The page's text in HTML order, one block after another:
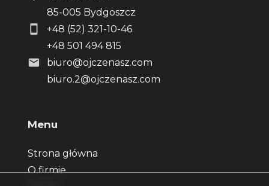
85-005 Bydgoszcz
+48 (52) 321-10-46
+48 501 494 815
biuro@ojczenasz.com
biuro.2@ojczenasz.com
Menu
Strona główna
O firmie